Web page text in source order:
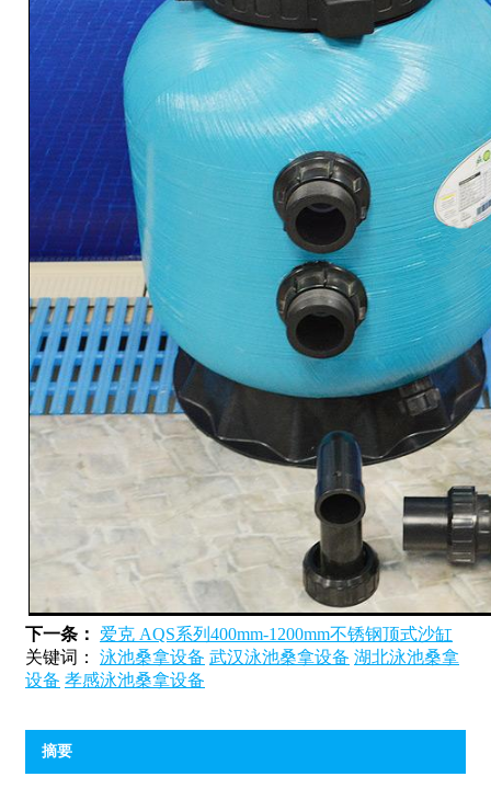
下一条：
爱克 AQS系列400mm-1200mm不锈钢顶式沙缸
关键词： 泳池桑拿设备 武汉泳池桑拿设备 湖北泳池桑拿
设备 孝感泳池桑拿设备
摘要